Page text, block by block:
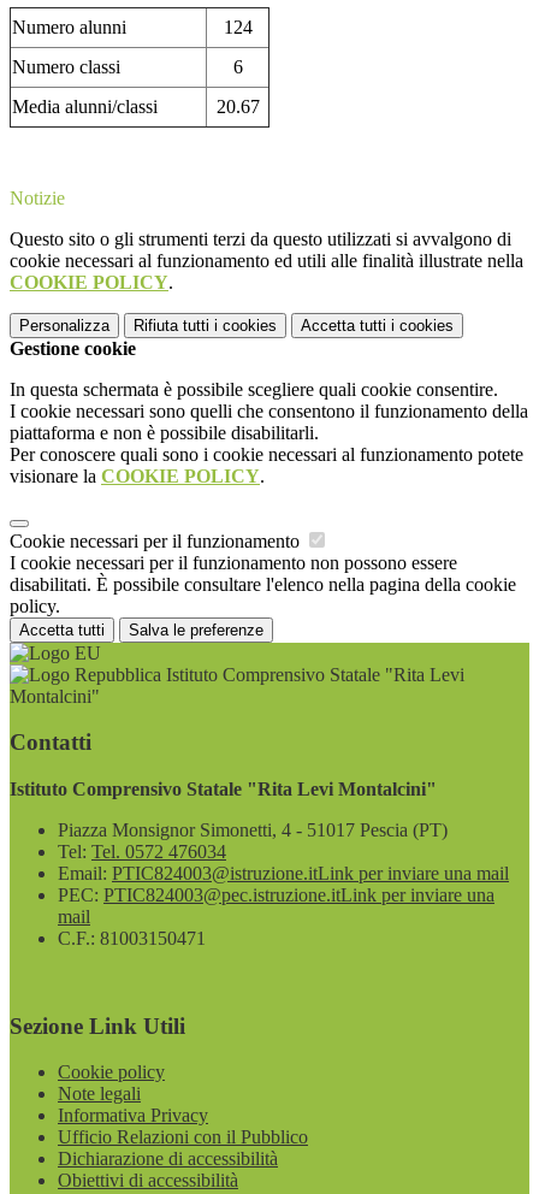
Numero alunni
124
Numero classi
6
Media alunni/classi
20.67
Notizie
Questo sito o gli strumenti terzi da questo utilizzati si avvalgono di
cookie necessari al funzionamento ed utili alle finalità illustrate nella
COOKIE POLICY.
Personalizza Rifiuta tutti i cookies Accetta tutti i cookies
Gestione cookie
In questa schermata è possibile scegliere quali cookie consentire.
I cookie necessari sono quelli che consentono il funzionamento della
piattaforma e non è possibile disabilitarli.
Per conoscere quali sono i cookie necessari al funzionamento potete
visionare la COOKIE POLICY.
Cookie necessari per il funzionamento
I cookie necessari per il funzionamento non possono essere
disabilitati. È possibile consultare l'elenco nella pagina della cookie
policy.
Accetta tutti Salva le preferenze
Istituto Comprensivo Statale "Rita Levi
Montalcini"
Contatti
Istituto Comprensivo Statale "Rita Levi Montalcini"
Piazza Monsignor Simonetti, 4 - 51017 Pescia (PT)
Tel: Tel. 0572 476034
Email: PTIC824003@istruzione.itLink per inviare una mail
PEC: PTIC824003@pec.istruzione.itLink per inviare una
mail
C.F.: 81003150471
Sezione Link Utili
Cookie policy
Note legali
Informativa Privacy
Ufficio Relazioni con il Pubblico
Dichiarazione di accessibilità
Obiettivi di accessibilità